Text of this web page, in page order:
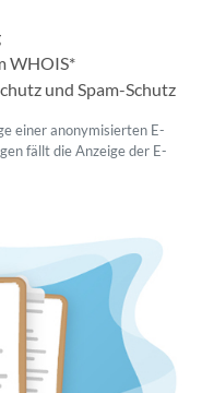
WHOIS*
und Spam-Schutz
einer anonymisierten E-
fällt die Anzeige der E-